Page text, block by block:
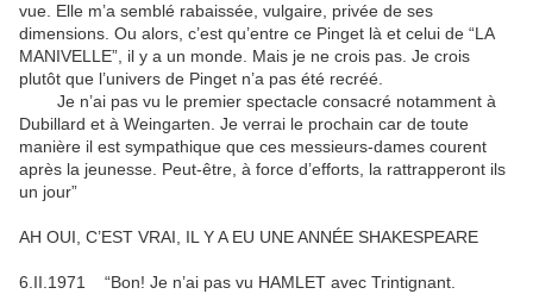
vue. Elle m’a semblé rabaissée, vulgaire, privée de ses
dimensions. Ou alors, c’est qu’entre ce Pinget là et celui de “LA
MANIVELLE”, il y a un monde. Mais je ne crois pas. Je crois
plutôt que l’univers de Pinget n’a pas été recréé.
Je n’ai pas vu le premier spectacle consacré notamment à
Dubillard et à Weingarten. Je verrai le prochain car de toute
manière il est sympathique que ces messieurs-dames courent
après la jeunesse. Peut-être, à force d’efforts, la rattrapperont ils
un jour”
AH OUI, C’EST VRAI, IL Y A EU UNE ANNÉE SHAKESPEARE
6.II.1971 “Bon! Je n’ai pas vu HAMLET avec Trintignant.